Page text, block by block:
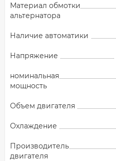
Материал обмотки
альтернатора
Наличие автоматики
Напряжение
номинальная
мощность
Объем двигателя
Охлаждение
Производитель
двигателя